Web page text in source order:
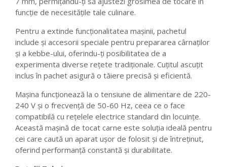
funcție de necesitățile tale culinare.
Pentru a extinde funcționalitatea mașinii, pachetul
include și accesorii speciale pentru prepararea cârnaților
și a kebbe-ului, oferindu-ți posibilitatea de a
experimenta diverse rețete tradiționale. Cuțitul ascuțit
inclus în pachet asigură o tăiere precisă și eficientă.
Mașina funcționează la o tensiune de alimentare de 220-
240 V și o frecvență de 50-60 Hz, ceea ce o face
compatibilă cu rețelele electrice standard din locuințe.
Această mașină de tocat carne este soluția ideală pentru
cei care caută un aparat ușor de folosit și de întreținut,
oferind performanță constantă și durabilitate.